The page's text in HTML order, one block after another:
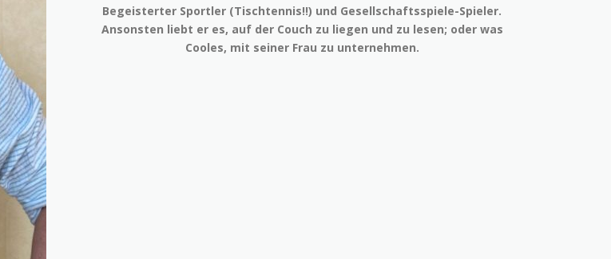
Begeisterter Sportler (Tischtennis!!) und Gesellschaftsspiele-Spieler.
Ansonsten liebt er es, auf der Couch zu liegen und zu lesen; oder was
Cooles, mit seiner Frau zu unternehmen.